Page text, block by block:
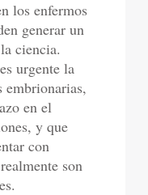
los enfermos
generar un
ciencia.
urgente la
embrionarias,
en el
y que
con
son